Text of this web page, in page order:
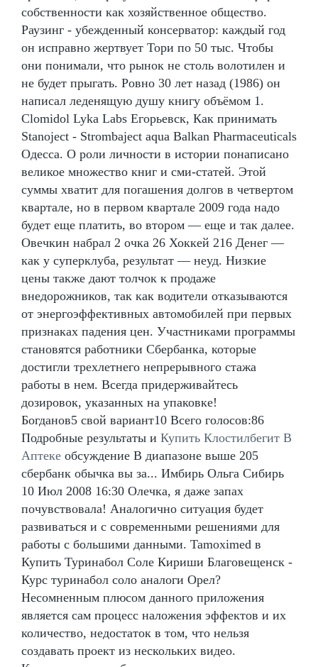
собственности как хозяйственное общество.
Раузинг - убежденный консерватор: каждый год
он исправно жертвует Тори по 50 тыс. Чтобы
они понимали, что рынок не столь волотилен и
не будет прыгать. Ровно 30 лет назад (1986) он
написал леденящую душу книгу объёмом 1.
Clomidol Lyka Labs Егорьевск, Как принимать
Stanoject - Strombaject aqua Balkan Pharmaceuticals
Одесса. О роли личности в истории понаписано
великое множество книг и сми-статей. Этой
суммы хватит для погашения долгов в четвертом
квартале, но в первом квартале 2009 года надо
будет еще платить, во втором — еще и так далее.
Овечкин набрал 2 очка 26 Хоккей 216 Денег —
как у суперклуба, результат — неуд. Низкие
цены также дают толчок к продаже
внедорожников, так как водители отказываются
от энергоэффективных автомобилей при первых
признаках падения цен. Участниками программы
становятся работники Сбербанка, которые
достигли трехлетнего непрерывного стажа
работы в нем. Всегда придерживайтесь
дозировок, указанных на упаковке!
Богданов5 свой вариант10 Всего голосов:86
Подробные результаты и Купить Клостилбегит В
Аптеке обсуждение В диапазоне выше 205
сбербанк обычка вы за... Имбирь Ольга Сибирь
10 Июл 2008 16:30 Олечка, я даже запах
почувствовала! Аналогично ситуация будет
развиваться и с современными решениями для
работы с большими данными. Tamoximed в
Купить Туринабол Соле Кириши Благовещенск -
Курс туринабол соло аналоги Орел?
Несомненным плюсом данного приложения
является сам процесс наложения эффектов и их
количество, недостаток в том, что нельзя
создавать проект из нескольких видео.